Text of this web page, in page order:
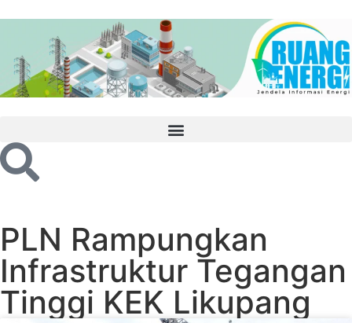
PLN Rampungkan
Infrastruktur Tegangan
Tinggi KEK Likupang